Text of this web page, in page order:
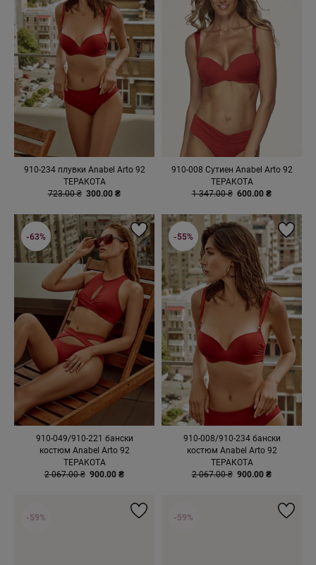
910-234 плувки Anabel Arto 92
ТЕРАКОТА
723.00 ₴ 300.00 ₴
910-008 Сутиен Anabel Arto 92
ТЕРАКОТА
1 347.00 ₴ 600.00 ₴
910-049/910-221 бански
костюм Anabel Arto 92
ТЕРАКОТА
2 067.00 ₴ 900.00 ₴
-63%
910-008/910-234 бански
костюм Anabel Arto 92
ТЕРАКОТА
2 067.00 ₴ 900.00 ₴
-55%
-59% -59%